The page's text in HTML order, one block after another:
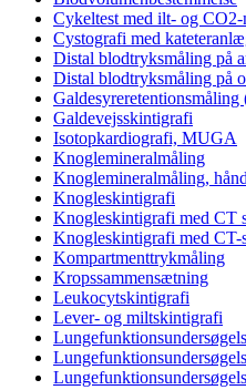
Cykeltest med ilt- og
Cystografi med
Distal blodtryksmåling på
Distal blodtryksmåling på
Galdevejsskintigrafi
Isotopkardiografi, MUGA
Knoglemineralmåling
Knoglemineralmåling, hånd
Knogleskintigrafi
Knogleskintigrafi med CT
Knogleskintigrafi med CT-
Kompartmenttrykmåling
Kropssammensætning
Leukocytskintigrafi
Lever- og miltskintigrafi